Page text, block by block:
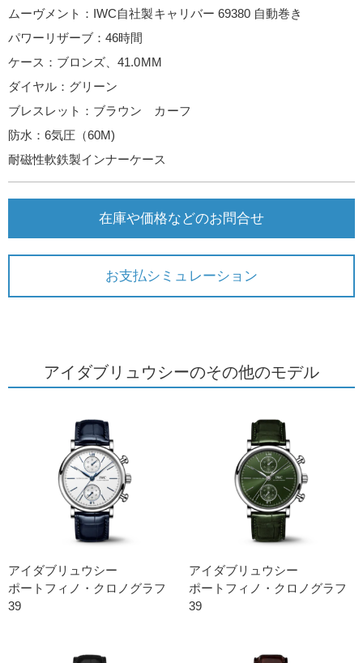
ムーヴメント：IWC自社製キャリバー 69380 自動巻き
パワーリザーブ：46時間
ケース：ブロンズ、41.0MM
ダイヤル：グリーン
ブレスレット：ブラウン カーフ
防水：6気圧（60M)
耐磁性軟鉄製インナーケース
在庫や価格などのお問合せ
お支払シミュレーション
アイダブリュウシーのその他のモデル
アイダブリュウシー
ポートフィノ・クロノグラフ
39
アイダブリュウシー
ポートフィノ・クロノグラフ
39